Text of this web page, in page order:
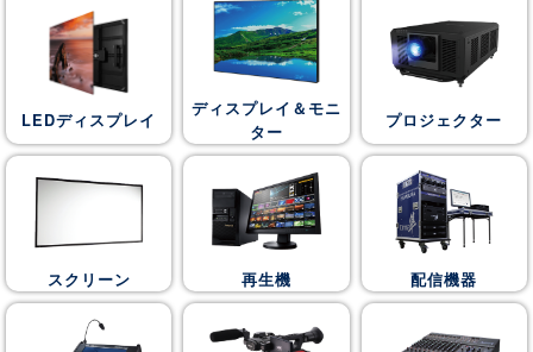
LEDディスプレイ
ディスプレイ＆モニ
ター
プロジェクター
スクリーン 再生機 配信機器